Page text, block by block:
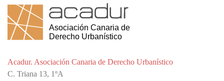
Acadur. Asociación Canaria de Derecho Urbanístico
C. Triana 13, 1ºA